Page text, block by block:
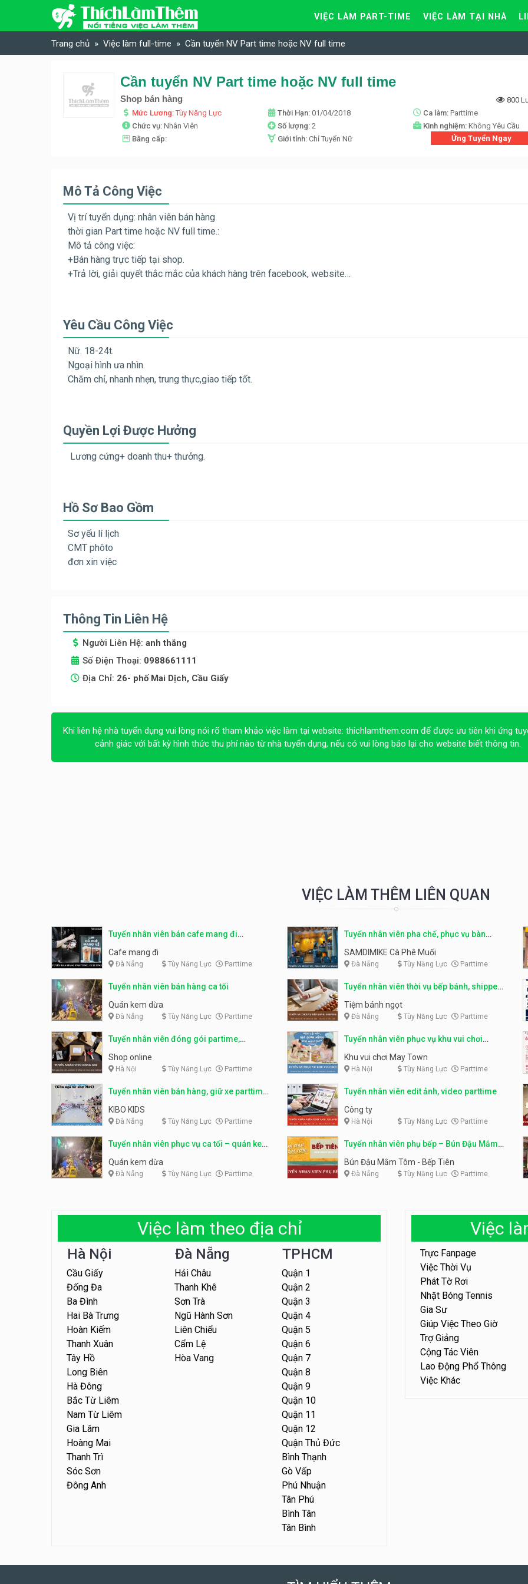
Skip to content
VIỆC LÀM PART-TIME VIỆC LÀM TẠI NHÀ
Trang chủ Việc làm full-time Cần tuyển NV Part time hoặc NV full time
Cần tuyển NV Part time hoặc NV full time
Shop bán hàng
800
Mức Lương:Tùy Năng Lực Thời Hạn: 01/04/2018 Ca làm: Parttime
Chức vụ: Nhân Viên Số lượng: 2 Kinh nghiệm: Không Yêu Cầu
Bằng cấp:
Giới tính: Chỉ Tuyển Nữ Ứng Tuyển Ngay
Mô Tả Công Việc
Vị trí tuyển dụng: nhân viên bán hàng
thời gian Part time hoặc NV full time.:
Mô tả công việc:
+Bán hàng trực tiếp tại shop.
+Trả lời, giải quyết thắc mắc của khách hàng trên facebook, website…
Yêu Cầu Công Việc
Nữ. 18-24t.
Ngoại hình ưa nhìn.
Chăm chỉ, nhanh nhẹn, trung thực,giao tiếp tốt.
Quyền Lợi Được Hưởng
Lương cứng+ doanh thu+ thưởng.
Hồ Sơ Bao Gồm
Sơ yếu lí lịch
CMT phôto
đơn xin việc
Thông Tin Liên Hệ
Người Liên Hệ: anh thắng
Số Điện Thoại: 0988661111
Địa Chỉ: 26- phố Mai Dịch, Cầu Giấy
Khi liên hệ nhà tuyển dụng vui lòng nói rõ tham khảo việc làm tại website: thichlamthem.com để được ưu tiên khi ứng
cảnh giác với bất kỳ hình thức thu phí nào từ nhà tuyển dụng, nếu có vui lòng báo lại cho website biết thông tin.
VIỆC LÀM THÊM LIÊN QUAN
Tuyển nhân viên bán cafe mang đi
parttime, fulltime
Cafe mang đi
Đà Nẵng Tùy Năng Lực Parttime
Tuyển nhân viên pha chế, phục vụ bàn
parttime
SAMDIMIKE Cà Phê Muối
Đà Nẵng Tùy Năng Lực Parttime
Tuyển nhân viên bán hàng ca tối
Quán kem dừa
Đà Nẵng Tùy Năng Lực Parttime
Tuyển nhân viên thời vụ bếp bánh, shipper
parttime
Tiệm bánh ngọt
Đà Nẵng Tùy Năng Lực Parttime
Tuyển nhân viên đóng gói partime,
fulltime
Shop online
Hà Nội Tùy Năng Lực Parttime
Tuyển nhân viên phục vụ khu vui chơi
parttime linh động
Khu vui chơi May Town
Hà Nội Tùy Năng Lực Parttime
Tuyển nhân viên bán hàng, giữ xe parttime
– Kibo Kid
KIBO KIDS
Đà Nẵng Tùy Năng Lực Parttime
Tuyển nhân viên edit ảnh, video parttime
Công ty
Hà Nội Tùy Năng Lực Parttime
Tuyển nhân viên phục vụ ca tối – quán kem
dừa
Quán kem dừa
Đà Nẵng Tùy Năng Lực Parttime
Tuyển nhân viên phụ bếp – Bún Đậu Mắm
Tôm – Bếp Tiên
Bún Đậu Mắm Tôm - Bếp Tiên
Đà Nẵng Tùy Năng Lực Parttime
Việc làm theo địa chỉ
Hà Nội
Cầu Giấy
Đống Đa
Ba Đình
Hai Bà Trưng
Hoàn Kiếm
Thanh Xuân
Tây Hồ
Long Biên
Hà Đông
Bắc Từ Liêm
Nam Từ Liêm
Gia Lâm
Hoàng Mai
Thanh Trì
Sóc Sơn
Đông Anh
Đà Nẵng
Hải Châu
Thanh Khê
Sơn Trà
Ngũ Hành Sơn
Liên Chiểu
Cẩm Lệ
Hòa Vang
TPHCM
Quận 1
Quận 2
Quận 3
Quận 4
Quận 5
Quận 6
Quận 7
Quận 8
Quận 9
Quận 10
Quận 11
Quận 12
Quận Thủ Đức
Bình Thạnh
Gò Vấp
Phú Nhuận
Tân Phú
Bình Tân
Tân Bình
Việc
Trực Fanpage
Việc Thời Vụ
Phát Tờ Rơi
Nhặt Bóng Tennis
Gia Sư
Giúp Việc Theo Giờ
Trợ Giảng
Cộng Tác Viên
Lao Động Phổ Thông
Việc Khác